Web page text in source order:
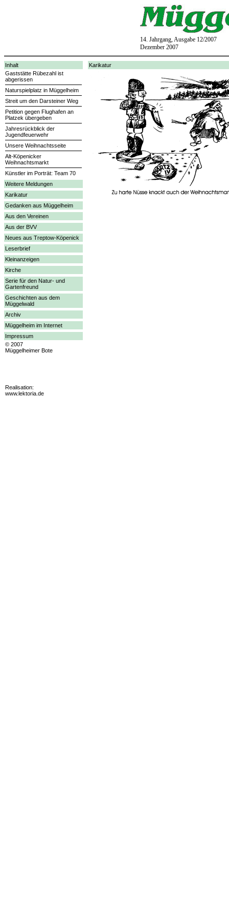
14. Jahrgang, Ausgabe 12/2007
Dezember 2007
Inhalt
Gaststätte Rübezahl ist
abgerissen
Naturspielplatz in Müggelheim
Streit um den Darsteiner Weg
Petition gegen Flughafen an
Platzek übergeben
Jahresrückblick der
Jugendfeuerwehr
Unsere Weihnachtsseite
Alt-Köpenicker
Weihnachtsmarkt
Künstler im Porträt: Team 70
Weitere Meldungen
Karikatur
Gedanken aus Müggelheim
Aus den Vereinen
Aus der BVV
Neues aus Treptow-Köpenick
Leserbrief
Kleinanzeigen
Kirche
Serie für den Natur- und
Gartenfreund
Geschichten aus dem
Müggelwald
Archiv
Müggelheim im Internet
Impressum
© 2007
Müggelheimer Bote
Realisation:
www.lektoria.de
Karikatur